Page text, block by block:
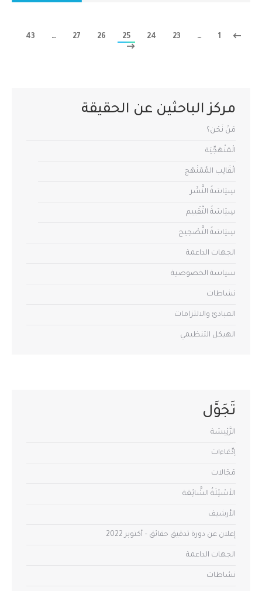
1
…
23
24
25
26
27
…
43
مركز الباحثين عن الحقيقة
مَنْ نَحْن؟
الْمَنْهَجِّيَة
الْقَالِب المُمَنْهَج
سِيَاسَةُ النَّشَر
سِيَاسَةُ التَّقْييم
سِيَاسَةُ التَّصْحِيح
الجهات الداعمة
سياسة الخصوصية
نشاطات
المبادئ والالتزامات
الهيكل التنظيمي
تَجَوَّل
الرَّئِيسَة
اِدِّعَاءات
مَجَالات
الأسْئِلَةُ الشَّائِعَة
الأرشيف
إعلان عن دورة تدقيق حقائق – أكتوبر 2022
الجهات الداعمة
نشاطات